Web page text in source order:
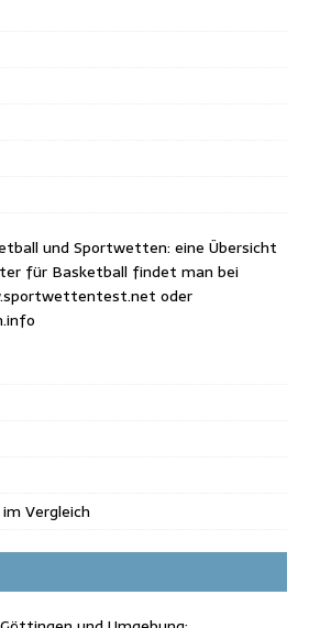
und Sportwetten: eine Übersicht
für Basketball findet man bei
oder
Vergleich